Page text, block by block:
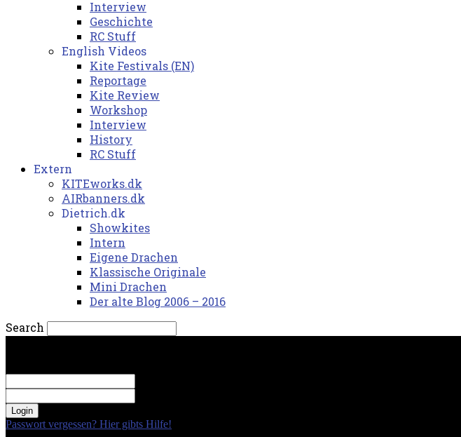
Interview
Geschichte
RC Stuff
English Videos
Kite Festivals (EN)
Reportage
Kite Review
Workshop
Interview
History
RC Stuff
Extern
KITEworks.dk
AIRbanners.dk
Dietrich.dk
Showkites
Intern
Eigene Drachen
Klassische Originale
Mini Drachen
Der alte Blog 2006 – 2016
Search
Passwort vergessen? Hier gibts Hilfe!